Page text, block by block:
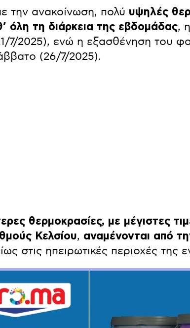
την ανακοίνωση, πολύ υψηλές
όλη τη διάρκεια της εβδομάδας,
7/2025), ενώ η εξασθένηση του
(26/7/2025).
θερμοκρασίες, με μέγιστες
Κελσίου, αναμένονται από
στις ηπειρωτικές περιοχές της